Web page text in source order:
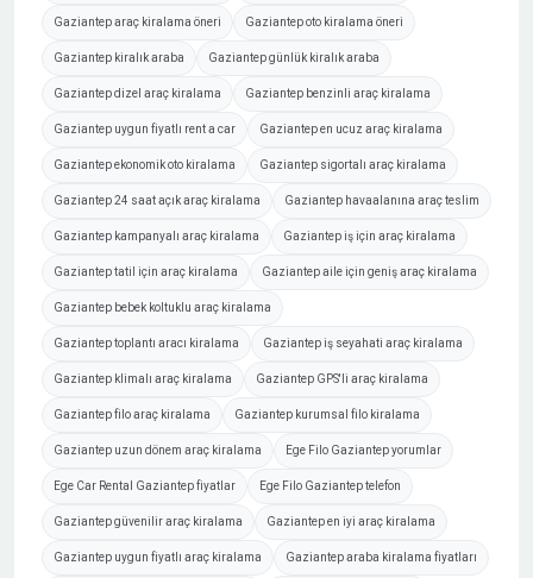
Gaziantep araç kiralama öneri Gaziantep oto kiralama öneri
Gaziantep kiralık araba Gaziantep günlük kiralık araba
Gaziantep dizel araç kiralama Gaziantep benzinli araç kiralama
Gaziantep uygun fiyatlı rent a car Gaziantep en ucuz araç kiralama
Gaziantep ekonomik oto kiralama Gaziantep sigortalı araç kiralama
Gaziantep 24 saat açık araç kiralama Gaziantep havaalanına araç teslim
Gaziantep kampanyalı araç kiralama Gaziantep iş için araç kiralama
Gaziantep tatil için araç kiralama Gaziantep aile için geniş araç kiralama
Gaziantep bebek koltuklu araç kiralama
Gaziantep toplantı aracı kiralama Gaziantep iş seyahati araç kiralama
Gaziantep klimalı araç kiralama Gaziantep GPS'li araç kiralama
Gaziantep filo araç kiralama Gaziantep kurumsal filo kiralama
Gaziantep uzun dönem araç kiralama Ege Filo Gaziantep yorumlar
Ege Car Rental Gaziantep fiyatlar Ege Filo Gaziantep telefon
Gaziantep güvenilir araç kiralama Gaziantep en iyi araç kiralama
Gaziantep uygun fiyatlı araç kiralama Gaziantep araba kiralama fiyatları